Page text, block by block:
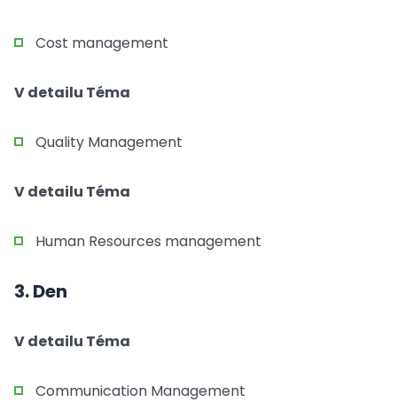
Cost management
V detailu Téma
Quality Management
V detailu Téma
Human Resources management
3. Den
V detailu Téma
Communication Management